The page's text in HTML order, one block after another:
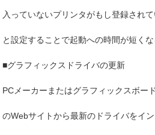
入っていないプリンタがもし登録され
と設定することで起動への時間が短くな
■グラフィックスドライバの更新
PCメーカーまたはグラフィックスボー
のWebサイトから最新のドライバをイン